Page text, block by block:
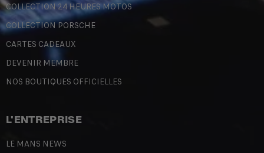
COLLECTION 24 HEURES MOTOS
COLLECTION PORSCHE
CARTES CADEAUX
DEVENIR MEMBRE
NOS BOUTIQUES OFFICIELLES
L'ENTREPRISE
LE MANS NEWS